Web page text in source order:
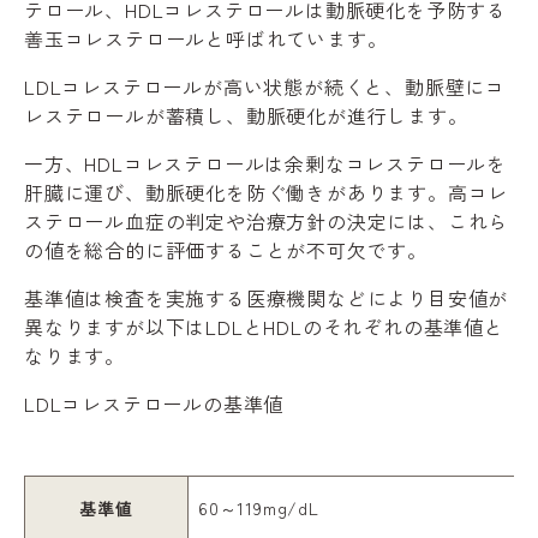
テロール、HDLコレステロールは動脈硬化を予防する
善玉コレステロールと呼ばれています。
LDLコレステロールが高い状態が続くと、動脈壁にコ
レステロールが蓄積し、動脈硬化が進行します。
一方、HDLコレステロールは余剰なコレステロールを
肝臓に運び、動脈硬化を防ぐ働きがあります。高コレ
ステロール血症の判定や治療方針の決定には、これら
の値を総合的に評価することが不可欠です。
基準値は検査を実施する医療機関などにより目安値が
異なりますが以下はLDLとHDLのそれぞれの基準値と
なります。
LDLコレステロールの基準値
基準値 60～119mg/dL